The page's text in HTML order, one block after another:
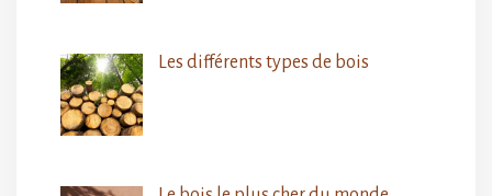
Les différents types de bois